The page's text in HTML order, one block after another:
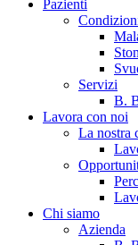
Hai domande o
Pazienti
Servizi
B.
Lavora con noi
La nostra
Chi siamo
Azienda